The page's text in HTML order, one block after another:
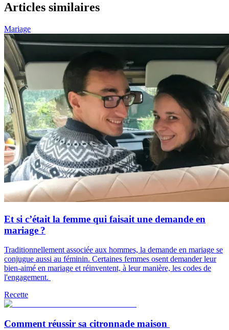
Articles similaires
Mariage
Et si c’était la femme qui faisait une demande en
mariage ?
Traditionnellement associée aux hommes, la demande en mariage se
conjugue aussi au féminin. Certaines femmes osent demander leur
bien-aimé en mariage et réinventent, à leur manière, les codes de
l'engagement.
Recette
Comment réussir sa citronnade maison